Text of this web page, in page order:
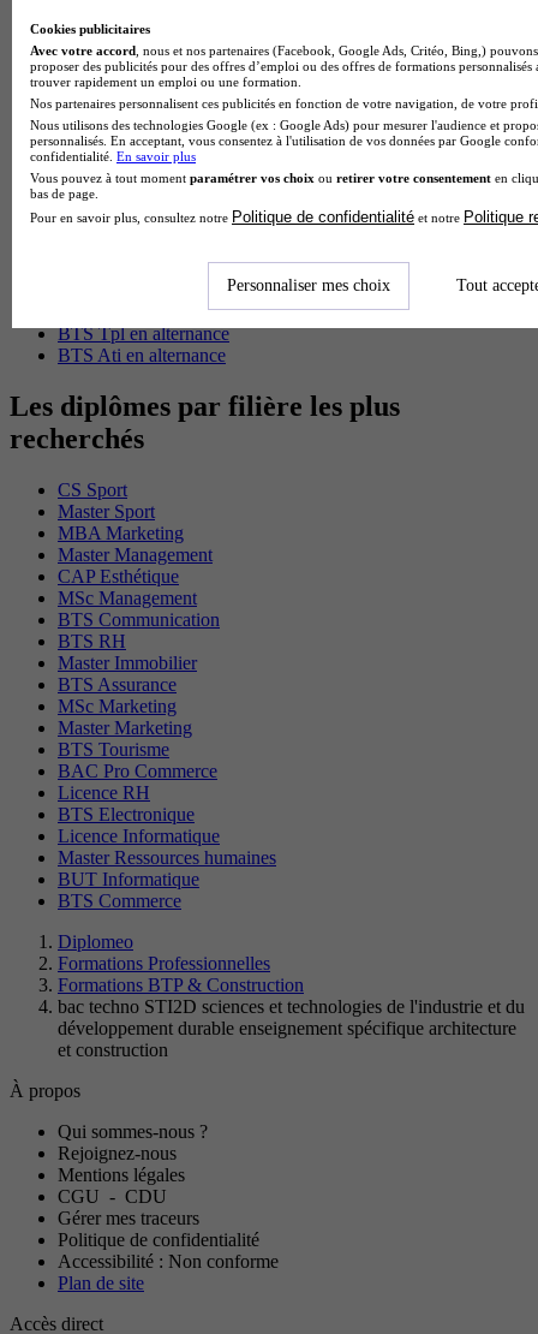
BTS Sp3s en alternance
Master CCA en alternance
BTS Ndrc en alternance
BTS Sam en alternance
Cap Fleuriste en alternance
BTS Sio en alternance
MSc Marketing Digital en alternance
BTS Gpme en alternance
Cap Electricien en alternance
BTS Gpn en alternance
BAC Pro Agora en alternance
BTS Iris en alternance
BTS Tpl en alternance
BTS Ati en alternance
Les diplômes par filière les plus
recherchés
CS Sport
Master Sport
MBA Marketing
Master Management
CAP Esthétique
MSc Management
BTS Communication
BTS RH
Master Immobilier
BTS Assurance
MSc Marketing
Master Marketing
BTS Tourisme
BAC Pro Commerce
Licence RH
BTS Electronique
Licence Informatique
Master Ressources humaines
BUT Informatique
BTS Commerce
Diplomeo
Formations Professionnelles
Formations BTP & Construction
bac techno STI2D sciences et technologies de l'industrie et du
développement durable enseignement spécifique architecture
et construction
À propos
Qui sommes-nous ?
Rejoignez-nous
Mentions légales
CGU - CDU
Gérer mes traceurs
Politique de confidentialité
Accessibilité : Non conforme
Plan de site
Accès direct
Cookies publicitaires
Avec votre accord , nous et nos partenaires (Facebook, Google Ads, Critéo, Bing,)
proposer des publicités pour des offres d’emploi ou des offres de formations
trouver rapidement un emploi ou une formation.
Nos partenaires personnalisent ces publicités en fonction de votre navigation, de votre
Nous utilisons des technologies Google (ex : Google Ads) pour mesurer l'audience et
personnalisés. En acceptant, vous consentez à l'utilisation de vos données par Google
confidentialité. En savoir plus
Vous pouvez à tout moment paramétrer vos choix ou retirer votre consentement en
bas de page.
Pour en savoir plus, consultez notre Politique de confidentialité et notre Politique
Personnaliser mes choix Tout